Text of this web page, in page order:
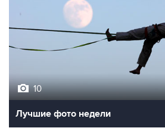
10
Лучшие фото недели